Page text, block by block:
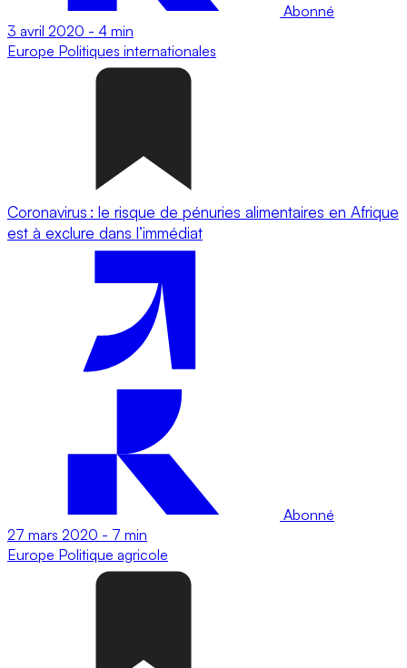
Abonné
3 avril 2020 - 4 min
Europe Politiques internationales
Coronavirus : le risque de pénuries alimentaires en Afrique
est à exclure dans l’immédiat
Abonné
27 mars 2020 - 7 min
Europe Politique agricole